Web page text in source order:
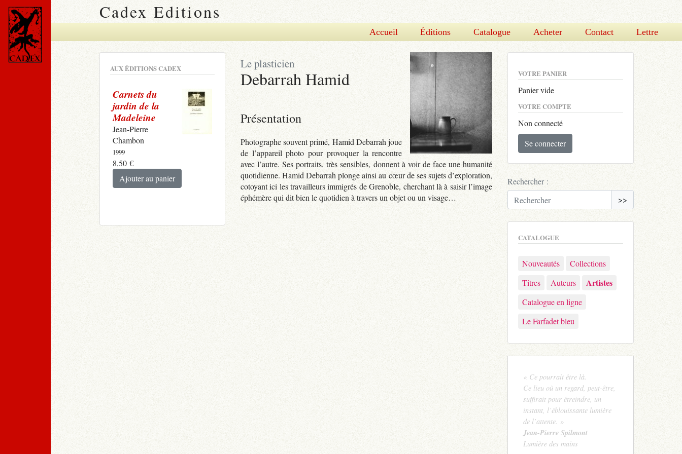
Cadex Editions
Accueil Éditions Catalogue Acheter Contact Lettre
Le plasticien
Debarrah Hamid
Présentation
Photographe souvent primé, Hamid Debarrah joue
de l’appareil photo pour provoquer la rencontre
avec l’autre. Ses portraits, très sensibles, donnent à voir de face une humanité
quotidienne. Hamid Debarrah plonge ainsi au cœur de ses sujets d’exploration,
cotoyant ici les travailleurs immigrés de Grenoble, cherchant là à saisir l’image
éphémère qui dit bien le quotidien à travers un objet ou un visage…
VOTRE PANIER
Panier vide
VOTRE COMPTE
Non connecté
Se connecter
Rechercher :
>>
CATALOGUE
Nouveautés
Collections
Titres
Auteurs Artistes
Catalogue en ligne
Le Farfadet bleu
« Ce pourrait être là.
Ce lieu où un regard, peut-être,
suffirait pour étreindre, un
instant, l’éblouissante lumière
de l’attente. »
Jean-Pierre Spilmont
Lumière des mains
AUX ÉDITIONS CADEX
Carnets du
jardin de la
Madeleine
Jean-Pierre
Chambon
1999
8,50 €
Ajouter au panier